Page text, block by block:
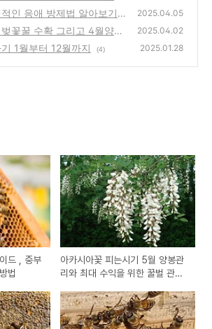
노하우
(6)
인 응애 방제법 알아보기 2025.04.05
꽃꿀 수확 그리고 4월양봉
2025.04.02
1월부터 12월까지 (4) 2025.01.28
드 , 중부
법
아카시아꽃 피는시기 5월 양봉관
리와 최대 수익을 위한 꿀벌 관리